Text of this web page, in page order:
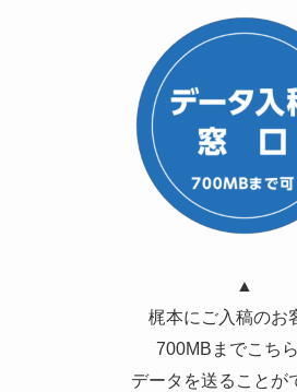
▲
梶本にご入稿のお
700MBまでこち
データを送ることが